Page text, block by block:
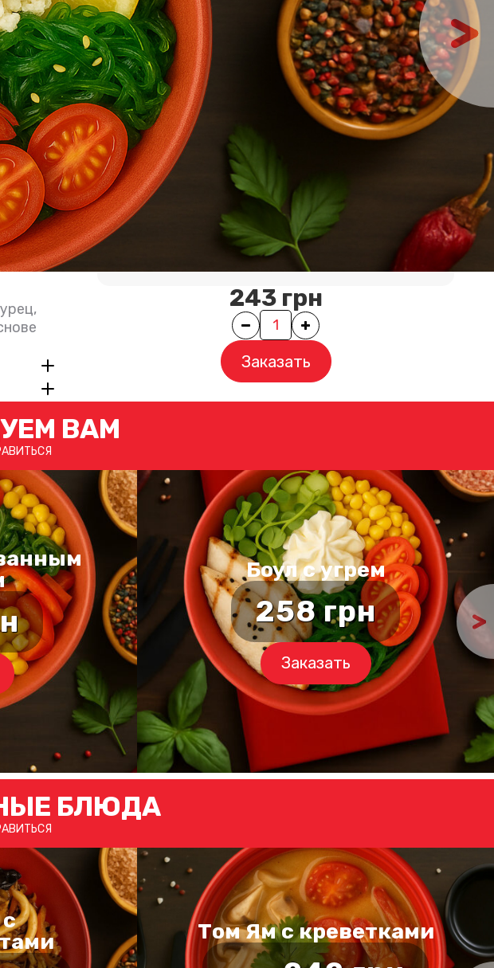
Вес порции -
243 грн
Quantity
Заказать
ВАМ
Боул с угрем
258грн
Заказать
БЛЮДА
Том Ям с креветками